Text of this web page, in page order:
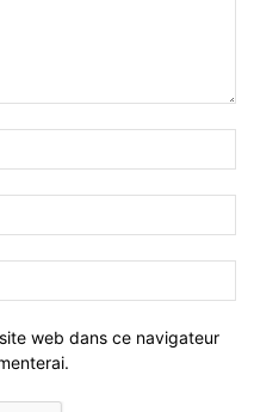
web dans ce navigateur